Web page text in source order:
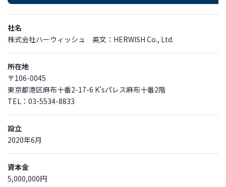
社名
株式会社ハーウィッシュ 英文：HERWISH Co., Ltd.
所在地
〒106-0045
東京都港区麻布十番2-17-6 K'sパレス麻布十番2階
TEL：03-5534-8833
設立
2020年6月
資本金
5,000,000円